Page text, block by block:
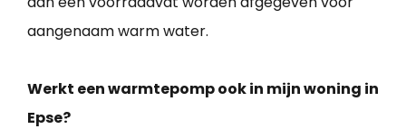
aangenaam warm water.
Werkt een warmtepomp ook in mijn woning in
Epse?